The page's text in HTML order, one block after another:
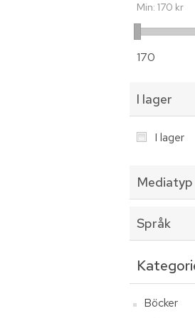
Min: 170 kr
170
I lager
I lager
Mediatyp
Språk
Böcker